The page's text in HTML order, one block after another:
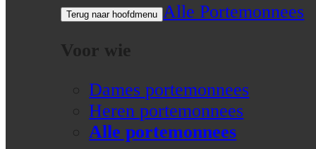
Terug naar hoofdmenu Alle Portemonnees
Voor wie
Dames portemonnees
Heren portemonnees
Alle portemonnees